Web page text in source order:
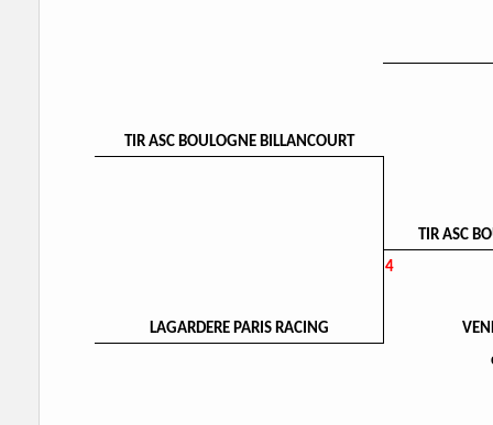
TIR ASC BOULOGNE BILLANCOURT
TIR ASC
4
LAGARDERE PARIS RACING